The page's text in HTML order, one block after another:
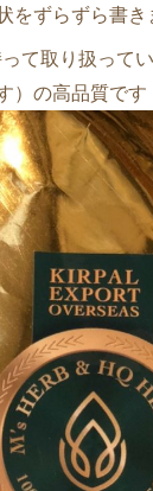
をずらずら書き
て取り扱って
）の高品質です